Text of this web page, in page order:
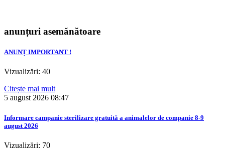
anunțuri asemănătoare
ANUNȚ IMPORTANT !
Vizualizări: 40
Citește mai mult
5 august 2026 08:47
Informare campanie sterilizare gratuită a animalelor de companie 8-9
august 2026
Vizualizări: 70